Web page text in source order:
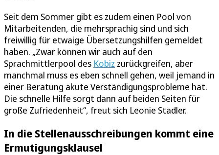
Seit dem Sommer gibt es zudem einen Pool von
Mitarbeitenden, die mehrsprachig sind und sich
freiwillig für etwaige Übersetzungshilfen gemeldet
haben. „Zwar können wir auch auf den
Sprachmittlerpool des Kobiz zurückgreifen, aber
manchmal muss es eben schnell gehen, weil jemand in
einer Beratung akute Verständigungsprobleme hat.
Die schnelle Hilfe sorgt dann auf beiden Seiten für
große Zufriedenheit“, freut sich Leonie Stadler.
In die Stellenausschreibungen kommt eine
Ermutigungsklausel